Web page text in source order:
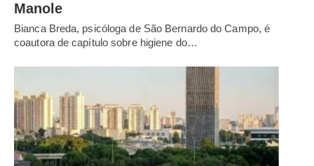
Manole
Bianca Breda, psicóloga de São Bernardo do Campo, é
coautora de capítulo sobre higiene do…